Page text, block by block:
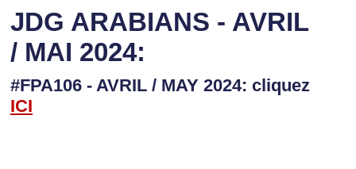
JDG ARABIANS - AVRIL
/ MAI 2024:
#FPA106 - AVRIL / MAY 2024: cliquez
ICI